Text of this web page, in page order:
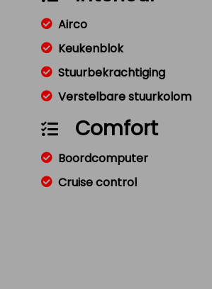
Airco
Keukenblok
Stuurbekrachtiging
Verstelbare stuurkolom
Comfort
Boordcomputer
Cruise control